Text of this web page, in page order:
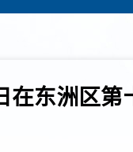
东洲区第